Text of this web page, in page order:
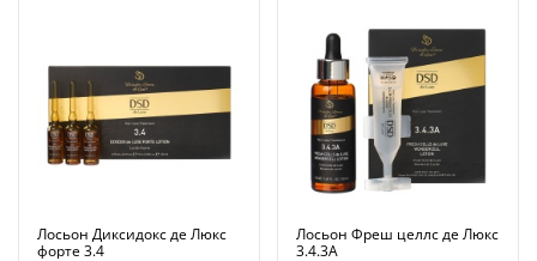
Лосьон Диксидокс де Люкс
форте 3.4
Лосьон Фреш целлс де Люкс
3.4.3А